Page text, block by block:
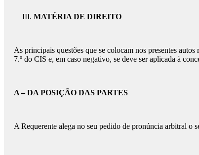
MATÉRIA DE DIREITO
As principais questões que se colocam nos presentes
7.º do CIS e, em caso negativo, se deve ser aplicada à
A – DA POSIÇÃO DAS PARTES
A Requerente alega no seu pedido de pronúncia arbitral o